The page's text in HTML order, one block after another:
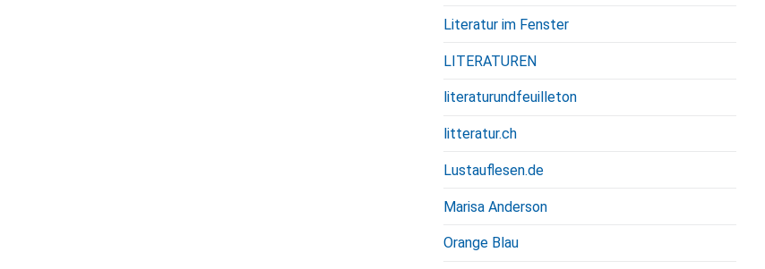
Literatur im Fenster
LITERATUREN
literaturundfeuilleton
litteratur.ch
Lustauflesen.de
Marisa Anderson
Orange Blau